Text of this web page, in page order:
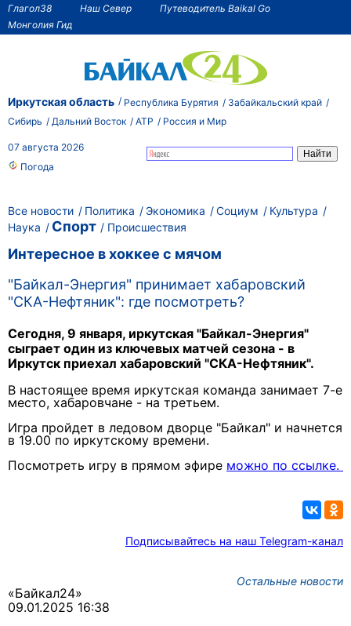
Глагол38 Наш Север
Путеводитель Baikal Go
Монголия Гид
Иркутская область Республика Бурятия
Забайкальский край
Сибирь
Дальний Восток АТР Россия и Мир
07 августа 2026
Погода
Все новости Политика Экономика Социум
Культура
Наука
Спорт Происшествия
Интересное в хоккее с мячом
"Байкал-Энергия" принимает хабаровский
"СКА-Нефтяник": где посмотреть?
Сегодня, 9 января, иркутская "Байкал-Энергия"
сыграет один из ключевых матчей сезона - в
Иркутск приехал хабаровский "СКА-Нефтяник".
В настоящее время иркутская команда занимает 7-е
место, хабаровчане - на третьем.
Игра пройдет в ледовом дворце "Байкал" и начнется
в 19.00 по иркутскому времени.
Посмотреть игру в прямом эфире можно по ссылке.
Подписывайтесь на наш Telegram-канал
Остальные новости
«Байкал24»
09.01.2025 16:38